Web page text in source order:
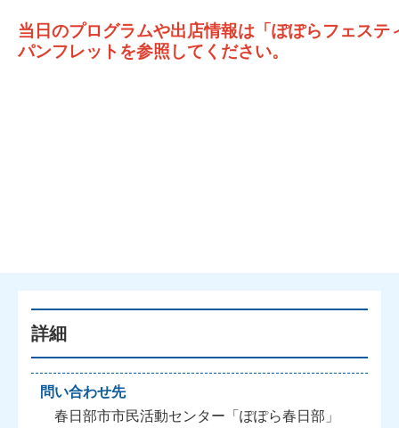
当日のプログラムや出店情報は「ぽぽらフェス
パンフレットを参照してください。
詳細
問い合わせ先
春日部市市民活動センター「ぽぽら春日部」